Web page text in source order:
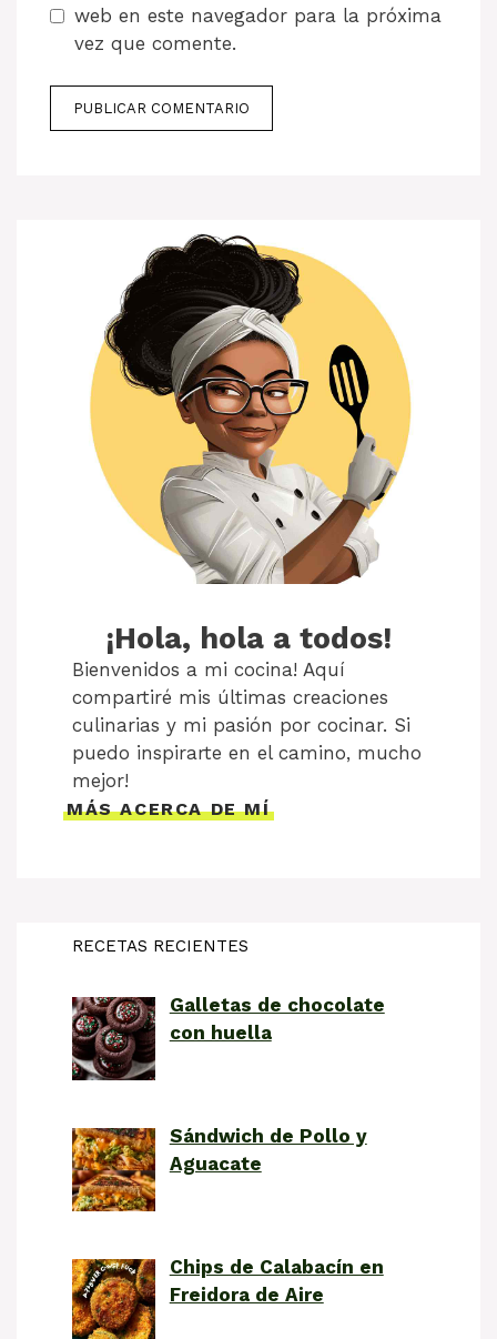
web en este navegador para la próxima
vez que comente.
¡Hola, hola a todos!
Bienvenidos a mi cocina! Aquí
compartiré mis últimas creaciones
culinarias y mi pasión por cocinar. Si
puedo inspirarte en el camino, mucho
mejor!
MÁS ACERCA DE MÍ
RECETAS RECIENTES
Galletas de chocolate
con huella
Sándwich de Pollo y
Aguacate
Chips de Calabacín en
Freidora de Aire